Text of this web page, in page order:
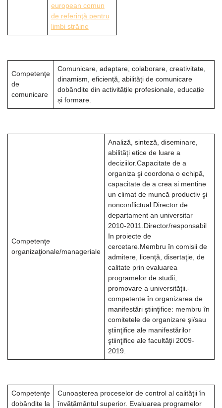
european comun
de referinţă pentru
limbi străine
Competenţe
de
comunicare
Comunicare, adaptare, colaborare, creativitate,
dinamism, eficiență, abilități de comunicare
dobândite din activitățile profesionale, educație
și formare.
Competenţe
organizaţionale/manageriale
Analiză, sinteză, diseminare,
abilități etice de luare a
deciziilor.Capacitate de a
organiza şi coordona o echipă,
capacitate de a crea si mentine
un climat de muncă productiv şi
nonconflictual.Director de
departament an universitar
2010-2011.Director/responsabil
în proiecte de
cercetare.Membru în comisii de
admitere, licenţă, disertaţie, de
calitate prin evaluarea
programelor de studii,
promovare a universității.-
competente în organizarea de
manifestări ştiinţifice: membru în
comitetele de organizare şi/sau
ştiinţifice ale manifestărilor
ştiinţifice ale facultăţii 2009-
2019.
Competenţe
dobândite la
Cunoașterea proceselor de control al calității în
învățământul superior. Evaluarea programelor